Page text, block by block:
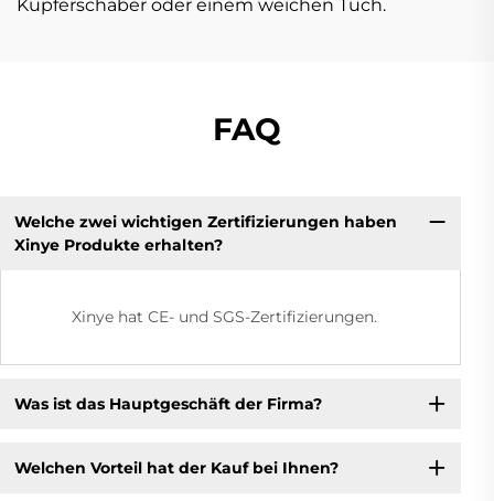
Kupferschaber oder einem weichen Tuch.
FAQ
Welche zwei wichtigen Zertifizierungen haben
Xinye Produkte erhalten?
Xinye hat CE- und SGS-Zertifizierungen.
Was ist das Hauptgeschäft der Firma?
Welchen Vorteil hat der Kauf bei Ihnen?